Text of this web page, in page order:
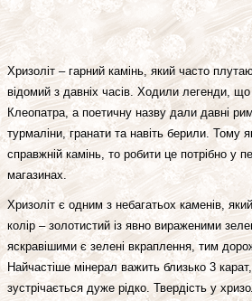
Хризоліт – гарний камінь, який часто
відомий з давніх часів. Ходили легенди,
Клеопатра, а поетичну назву дали давні
турмаліни, гранати та навіть берили. Тому
справжній камінь, то робити це потрібно у
магазинах.
Хризоліт є одним з небагатьох каменів,
колір – золотистий із явно вираженими
яскравішими є зелені вкраплення, тим
Найчастіше мінерал важить близько 3
зустрічається дуже рідко. Твердість у